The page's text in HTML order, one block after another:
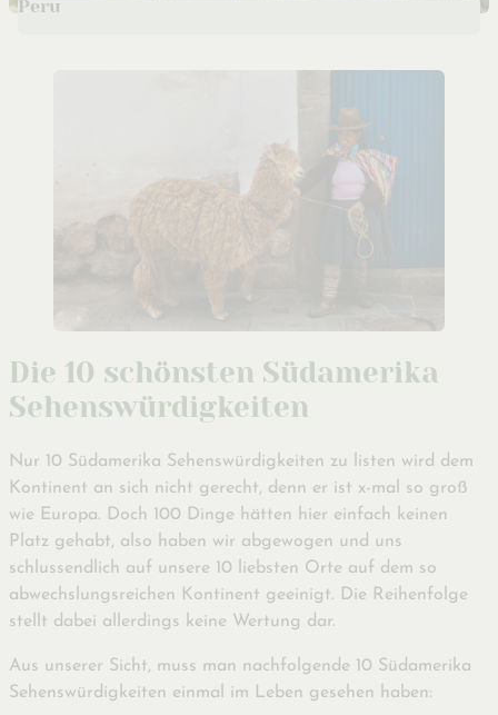
Peru
Die 10 schönsten Südamerika
Sehenswürdigkeiten
Nur 10 Südamerika Sehenswürdigkeiten zu listen wird dem
Kontinent an sich nicht gerecht, denn er ist x-mal so groß
wie Europa. Doch 100 Dinge hätten hier einfach keinen
Platz gehabt, also haben wir abgewogen und uns
schlussendlich auf unsere 10 liebsten Orte auf dem so
abwechslungsreichen Kontinent geeinigt. Die Reihenfolge
stellt dabei allerdings keine Wertung dar.
Aus unserer Sicht, muss man nachfolgende 10 Südamerika
Sehenswürdigkeiten einmal im Leben gesehen haben: